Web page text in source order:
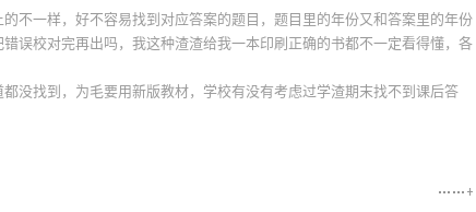
不一样，好不容易找到对应答案的题目，题目里的年份又和答案里的年份
误校对完再出吗，我这种渣渣给我一本印刷正确的书都不一定看得懂，各
没找到，为毛要用新版教材，学校有没有考虑过学渣期末找不到课后答